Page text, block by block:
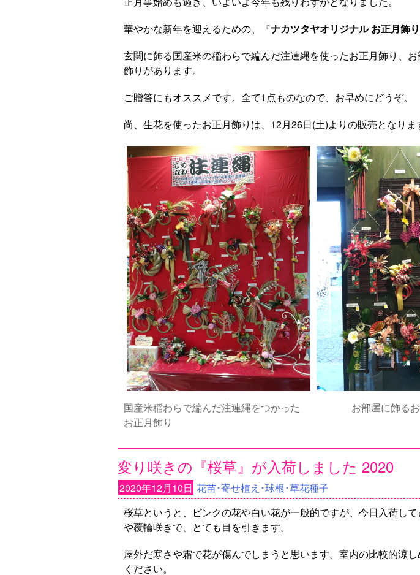
華やかな新年を迎えるための、『ナカツタヤオリジナル お正月飾り
玄関に飾る国産米の稲わらで編んだ注連縄を使ったお正月飾り、
飾りがあります。
ご贈答にもオススメです。全て1点ものなので、お早めにどうぞ。
尚、生花を使ったお正月飾りは、12月26日(土)よりの販売となりま
国産米稲わらで編んだ注連縄をつかった
お正月飾り
お部屋に飾る
変り咲きの『桜草』が入荷しました 2020
2020年12月10日 花苗･寄せ植え･球根･草花種子
桜草というと、ピンクの花や白い花が一般的ですが、今日入荷し
や覆輪咲きで、とても目を引きます。
屋外だ寒さや霜で花が傷んでしまうと思います。室内の比較的涼
ください。